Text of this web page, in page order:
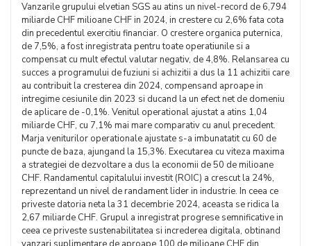
Vanzarile grupului elvetian SGS au atins un nivel-record de 6,794
miliarde CHF milioane CHF in 2024, in crestere cu 2,6% fata cota
din precedentul exercitiu financiar. O crestere organica puternica,
de 7,5%, a fost inregistrata pentru toate operatiunile si a
compensat cu mult efectul valutar negativ, de 4,8%. Relansarea cu
succes a programului de fuziuni si achizitii a dus la 11 achizitii care
au contribuit la cresterea din 2024, compensand aproape in
intregime cesiunile din 2023 si ducand la un efect net de domeniu
de aplicare de -0,1%. Venitul operational ajustat a atins 1,04
miliarde CHF, cu 7,1% mai mare comparativ cu anul precedent.
Marja veniturilor operationale ajustate s-a imbunatatit cu 60 de
puncte de baza, ajungand la 15,3%. Executarea cu viteza maxima
a strategiei de dezvoltare a dus la economii de 50 de milioane
CHF. Randamentul capitalului investit (ROIC) a crescut la 24%,
reprezentand un nivel de randament lider in industrie. In ceea ce
priveste datoria neta la 31 decembrie 2024, aceasta se ridica la
2,67 miliarde CHF. Grupul a inregistrat progrese semnificative in
ceea ce priveste sustenabilitatea si increderea digitala, obtinand